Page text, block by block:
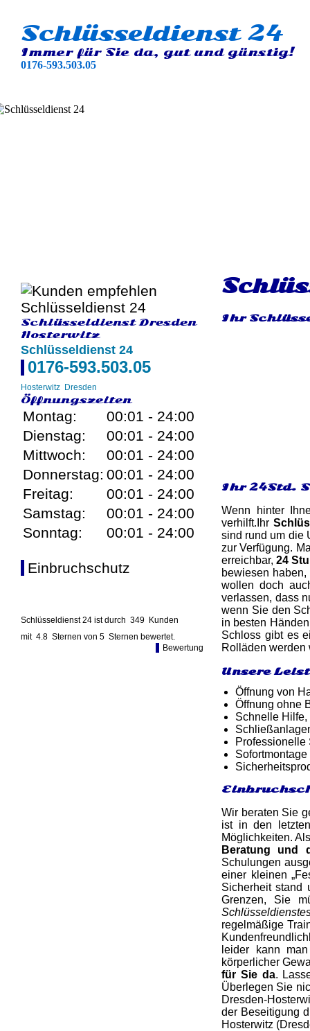
Schlüsseldienst 24
Immer für Sie da, gut und günstig!
0176-593.503.05
Schlüsseldienst Dresden
Hosterwitz
Schlüsseldienst 24
0176-593.503.05
Hosterwitz Dresden
Öffnungszeiten
Montag:
00:01 - 24:00
Dienstag:
00:01 - 24:00
Mittwoch:
00:01 - 24:00
Donnerstag: 00:01 - 24:00
Freitag:
00:01 - 24:00
Samstag:
00:01 - 24:00
Sonntag:
00:01 - 24:00
Einbruchschutz
Schlüsseldienst 24 ist durch 349 Kunden
mit 4.8 Sternen von 5 Sternen bewertet.
Bewertung
Ihr
Ihr 24Std.
Wenn hinter
verhilft.Ihr
sind rund um die
zur Verfügung.
erreichbar,24
bewiesen
wollen doch
verlassen, dass
wenn Sie den
in besten
Schloss gibt es
Rolläden werden
Unsere
Öffnung von
Öffnung ohne
Schnelle Hilfe,
Professionelle
Wir beraten Sie
ist in den
Möglichkeiten.
Beratung und
Schulungen
einer kleinen
Sicherheit
Grenzen, Sie
regelmäßige
leider kann
körperlicher
für Sie da.
Überlegen Sie
Dresden-
der Beseitigung
Hosterwitz